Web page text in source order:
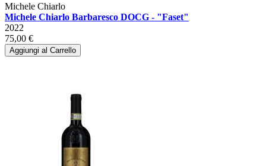
Michele Chiarlo
Michele Chiarlo Barbaresco DOCG - "Faset"
2022
75,00 €
Aggiungi al Carrello